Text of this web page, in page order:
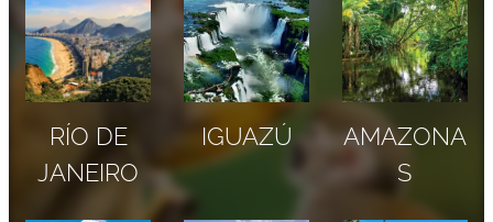
RÍO DE
JANEIRO
IGUAZÚ
AMAZONA
S